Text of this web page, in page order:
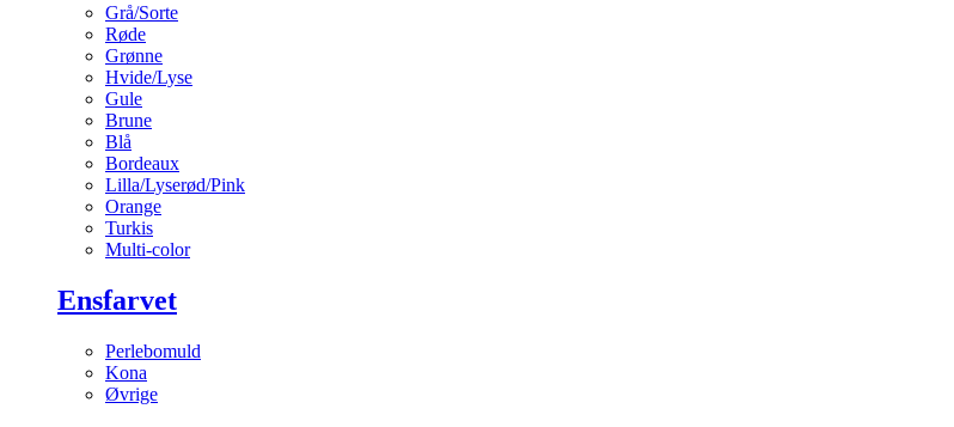
Grå/Sorte
Røde
Grønne
Hvide/Lyse
Gule
Brune
Blå
Bordeaux
Lilla/Lyserød/Pink
Orange
Turkis
Multi-color
Ensfarvet
Perlebomuld
Kona
Øvrige